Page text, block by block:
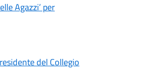
Agazzi’ per
del Collegio